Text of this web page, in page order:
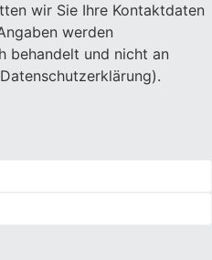
wir Sie Ihre Kontaktdaten
werden
behandelt und nicht an